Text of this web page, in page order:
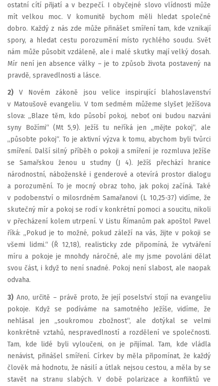
ostatní cítí přijatí a v bezpečí. I obyčejné slovo vlídnosti může
mít velkou moc. V komunitě bychom měli hledat společné
dobro. Každý z nás zde může přinášet smíření tam, kde vznikají
spory, a hledat cestu porozumění místo rychlého soudu. Svět
nám může působit vzdáleně, ale i malé skutky mají velký dosah.
Mír není jen absence války – je to způsob života postavený na
pravdě, spravedlnosti a lásce.
2) V Novém zákoně jsou velice inspirující blahoslavenství
v Matoušově evangeliu. V tom sedmém můžeme slyšet Ježíšova
slova: „Blaze těm, kdo působí pokoj, neboť oni budou nazváni
syny Božími“ (Mt 5,9). Ježíš tu neříká jen „mějte pokoj“, ale
„působte pokoj“. To je aktivní výzva k tomu, abychom byli tvůrci
smíření. Další silný příběh o pokoji a smíření je rozmluva Ježíše
se Samařskou ženou u studny (J 4). Ježíš přechází hranice
národnostní, náboženské i genderové a otevírá prostor dialogu
a porozumění. To je mocný obraz toho, jak pokoj začíná. Také
v podobenství o milosrdném Samařanovi (L 10,25-37) vidíme, že
skutečný mír a pokoj se rodí v konkrétní pomoci a soucitu, nikoli
v přecházení kolem utrpení. V Listu Římanům pak apoštol Pavel
říká: „Pokud je to možné, pokud záleží na vás, žijte v pokoji se
všemi lidmi.“ (Ř 12,18), realisticky zde připomíná, že vytváření
míru a pokoje je mnohdy náročné, ale my jsme povoláni dělat
svou část, i když to není snadné. Pokoj není slabost, ale naopak
odvaha.
3) Ano, určitě – právě proto, že její poselství stojí na evangeliu
pokoje. Když se podíváme na samotného Ježíše, vidíme, že
nehlásal jen „soukromou zbožnost“, ale dotýkal se velmi
konkrétně vztahů, nespravedlností a rozdělení ve společnosti.
Tam, kde lidé byli vyloučeni, on je přijímal. Tam, kde vládla
nenávist, přinášel smíření. Církev by měla připomínat, že každý
člověk má hodnotu, že násilí a útlak nejsou cestou, a měla by se
stavět na stranu slabých. V době polarizace a konfliktů ve